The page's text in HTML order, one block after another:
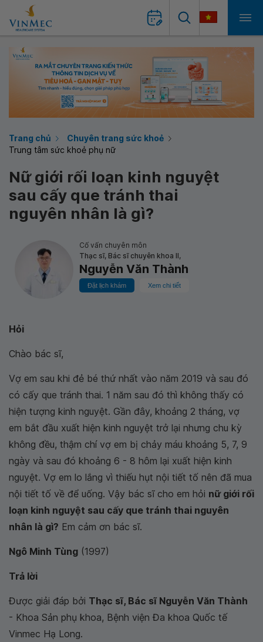
Trang chủ
Chuyên trang sức khoẻ
Trung tâm sức khoẻ phụ nữ
Nữ giới rối loạn kinh nguyệt
sau cấy que tránh thai
nguyên nhân là gì?
Cố vấn chuyên môn
Thạc sĩ, Bác sĩ chuyên khoa II,
Nguyễn Văn Thành
Đặt lịch khám Xem chi tiết
Hỏi
Chào bác sĩ,
Vợ em sau khi đẻ bé thứ nhất vào năm 2019 và sau đó
có cấy que tránh thai. 1 năm sau đó thì không thấy có
hiện tượng kinh nguyệt. Gần đây, khoảng 2 tháng, vợ
em bắt đầu xuất hiện kinh nguyệt trở lại nhưng chu kỳ
không đều, thậm chí vợ em bị chảy máu khoảng 5, 7, 9
ngày và sau đó khoảng 6 - 8 hôm lại xuất hiện kinh
nguyệt. Vợ em lo lắng vì thiếu hụt nội tiết tố nên đã mua
nội tiết tố về để uống. Vậy bác sĩ cho em hỏi nữ giới rối
loạn kinh nguyệt sau cấy que tránh thai nguyên
nhân là gì? Em cảm ơn bác sĩ.
Ngô Minh Tùng (1997)
Trả lời
Được giải đáp bởi Thạc sĩ, Bác sĩ Nguyễn Văn Thành
- Khoa Sản phụ khoa, Bệnh viện Đa khoa Quốc tế
Vinmec Hạ Long.